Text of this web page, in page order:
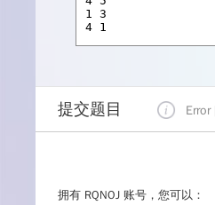
提交题目
拥有 RQNOJ 账号，您可以：